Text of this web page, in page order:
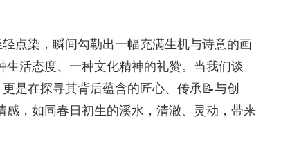
点染，瞬间勾勒出一幅充满生机与诗意的画
活态度、一种文化精神的礼赞。当我们谈
是在探寻其背后蕴含的匠心、传承📝与创
，如同春日初生的溪水，清澈、灵动，带来